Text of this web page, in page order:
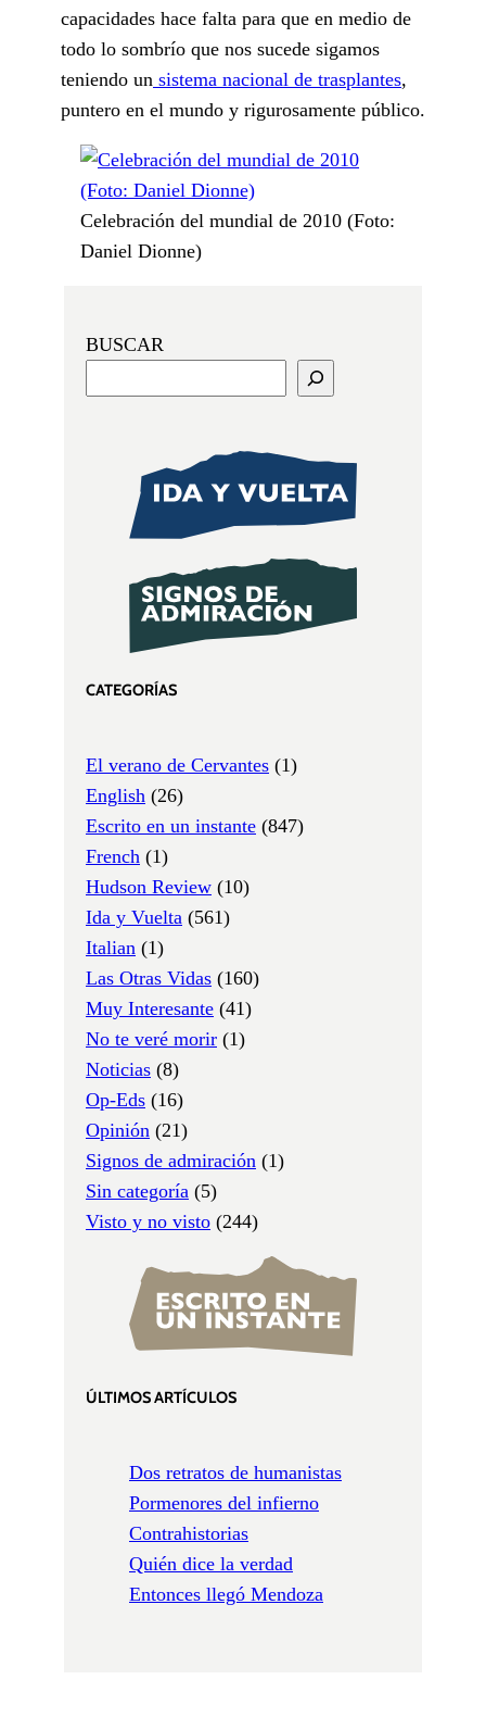
capacidades hace falta para que en medio de
todo lo sombrío que nos sucede sigamos
teniendo un sistema nacional de trasplantes,
puntero en el mundo y rigurosamente público.
Celebración del mundial de 2010 (Foto:
Daniel Dionne)
BUSCAR
CATEGORÍAS
El verano de Cervantes (1)
English (26)
Escrito en un instante (847)
French (1)
Hudson Review (10)
Ida y Vuelta (561)
Italian (1)
Las Otras Vidas (160)
Muy Interesante (41)
No te veré morir (1)
Noticias (8)
Op-Eds (16)
Opinión (21)
Signos de admiración (1)
Sin categoría (5)
Visto y no visto (244)
ÚLTIMOS ARTÍCULOS
Dos retratos de humanistas
Pormenores del infierno
Contrahistorias
Quién dice la verdad
Entonces llegó Mendoza